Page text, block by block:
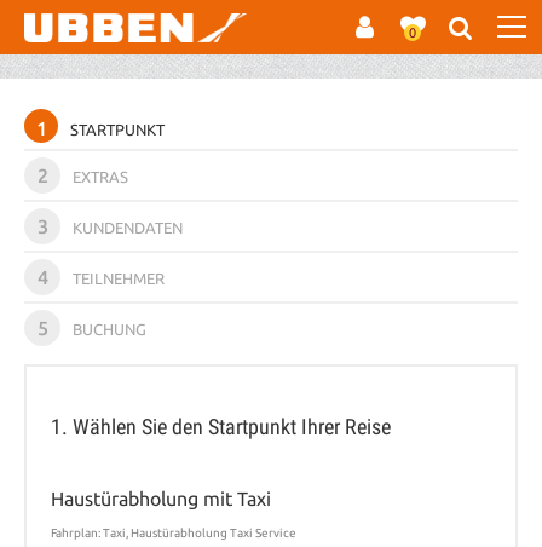
0
1 STARTPUNKT
2 EXTRAS
3 KUNDENDATEN
4 TEILNEHMER
5 BUCHUNG
1. Wählen Sie den Startpunkt Ihrer Reise
Haustürabholung mit Taxi
Fahrplan: Taxi, Haustürabholung Taxi Service